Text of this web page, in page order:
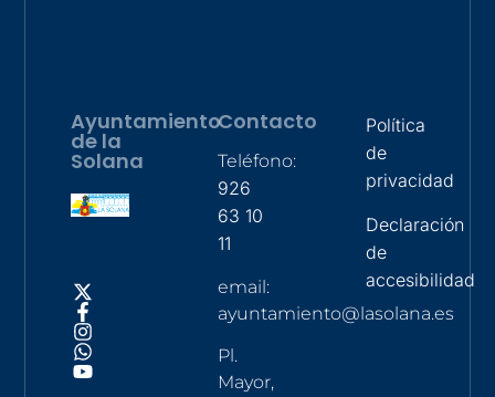
Ayuntamiento
de la
Solana
Contacto
Teléfono:
926
63 10
11
email:
ayuntamiento@lasolana.es
Pl.
Mayor,
Política
de
privacidad
Declaración
de
accesibilidad